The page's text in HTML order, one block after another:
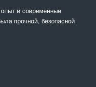
и современные
прочной, безопасной